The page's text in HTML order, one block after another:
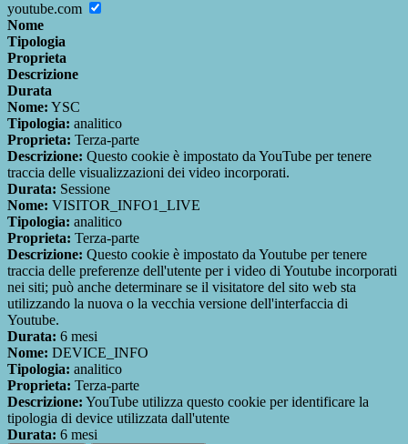
youtube.com
Nome
Tipologia
Proprieta
Descrizione
Durata
Nome: YSC
Tipologia: analitico
Proprieta: Terza-parte
Descrizione: Questo cookie è impostato da YouTube per tenere
traccia delle visualizzazioni dei video incorporati.
Durata: Sessione
Nome: VISITOR_INFO1_LIVE
Tipologia: analitico
Proprieta: Terza-parte
Descrizione: Questo cookie è impostato da Youtube per tenere
traccia delle preferenze dell'utente per i video di Youtube incorporati
nei siti; può anche determinare se il visitatore del sito web sta
utilizzando la nuova o la vecchia versione dell'interfaccia di
Youtube.
Durata: 6 mesi
Nome: DEVICE_INFO
Tipologia: analitico
Proprieta: Terza-parte
Descrizione: YouTube utilizza questo cookie per identificare la
tipologia di device utilizzata dall'utente
Durata: 6 mesi